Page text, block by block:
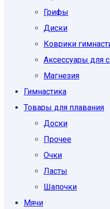
Грифы
Диски
Коврики
Аксессуары для
Магнезия
Гимнастика
Товары для плавания
Доски
Прочее
Очки
Ласты
Шапочки
Мячи